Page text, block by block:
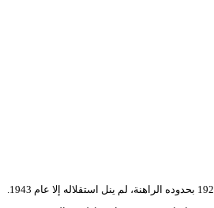
كم مرة ينبغي على الشعب اللبناني أن يقاتل من أجل تحقيق الاستقلال. لبنان الكبير؛ الذي أُعلن عام 1920 بحدوده الراهنة، لم ينل استقلاله إلا عام 1943.